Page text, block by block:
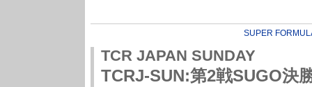
SUPER
TCR JAPAN SUNDAY
TCRJ-SUN:第2戦SUGO決